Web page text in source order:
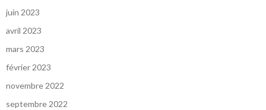
juin 2023
avril 2023
mars 2023
février 2023
novembre 2022
septembre 2022